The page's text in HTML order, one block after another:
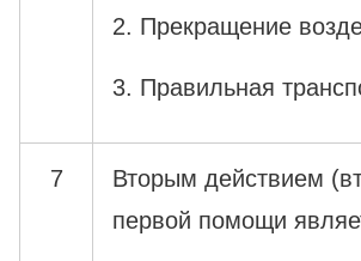
2. Прекращение
3. Правильная
7
Вторым действием
первой помощи